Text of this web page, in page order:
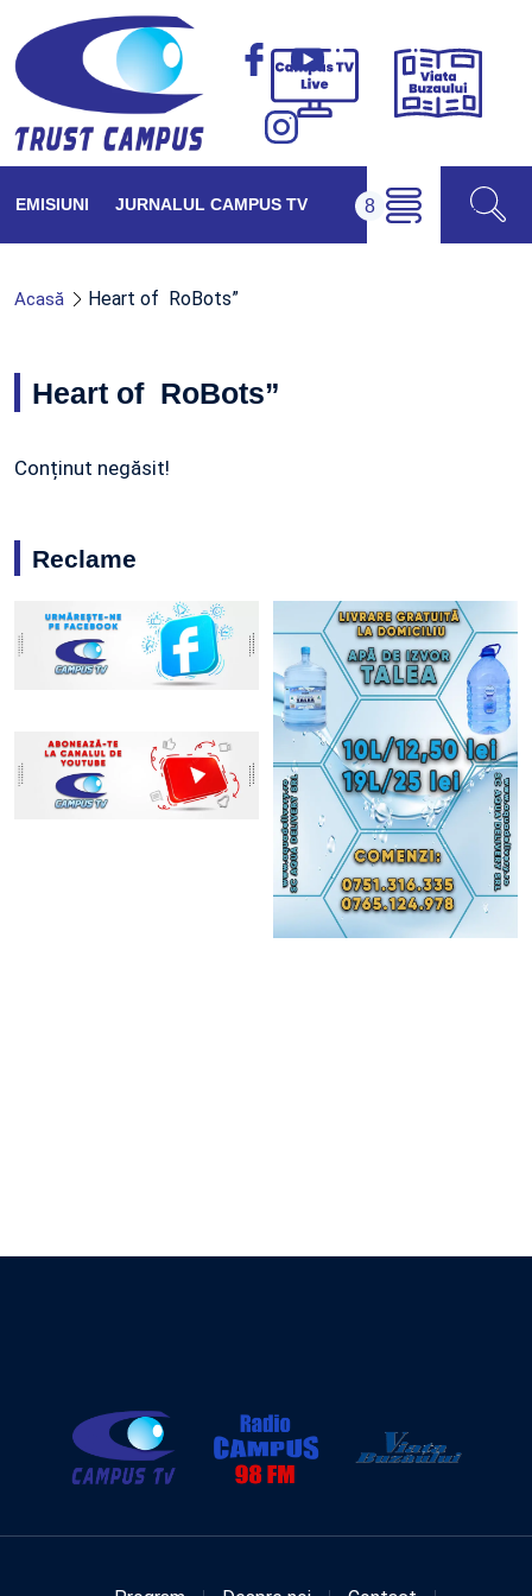
Campus
Viața
EMISIUNI JURNALUL CAMPUS TV
Acasă Heart of RoBots”
Heart of RoBots”
Conținut negăsit!
Reclame